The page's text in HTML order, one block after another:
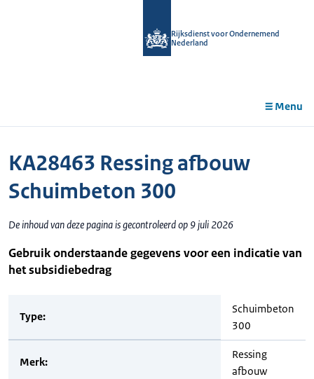
Rijksdienst voor Ondernemend
Nederland
Menu
KA28463 Ressing afbouw
Schuimbeton 300
De inhoud van deze pagina is gecontroleerd op 9 juli 2026
Gebruik onderstaande gegevens voor een indicatie van
het subsidiebedrag
Type:
Schuimbeton
300
Merk:
Ressing
afbouw